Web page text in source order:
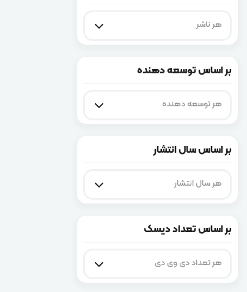
هر ناشر
بر اساس توسعه دهنده
هر توسعه‌ دهنده
بر اساس سال انتشار
هر سال انتشار
بر اساس تعداد دیسک
هر تعداد دی وی دی